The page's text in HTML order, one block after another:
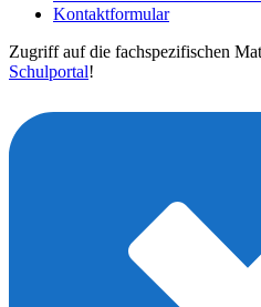
Kontaktformular
Zugriff auf die fachspezifischen
Schulportal!